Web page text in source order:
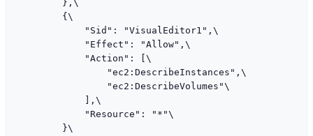
        },\
        {\
            "Sid": "VisualEditor1",\
            "Effect": "Allow",\
            "Action": [\
                "ec2:DescribeInstances",\
                "ec2:DescribeVolumes"\
            ],\
            "Resource": "*"\
        }\